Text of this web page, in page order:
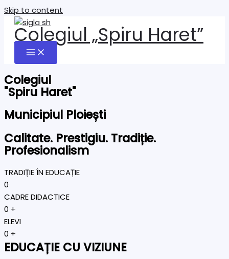
Skip to content
Colegiul „Spiru Haret”
Colegiul
"Spiru Haret"
Municipiul Ploiești
Calitate. Prestigiu. Tradiție.
Profesionalism
TRADIȚIE ÎN EDUCAȚIE
0
CADRE DIDACTICE
0 +
ELEVI
0 +
EDUCAȚIE CU VIZIUNE